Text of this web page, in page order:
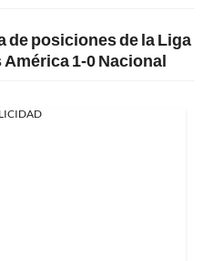
de posiciones de la Liga
1-0 Nacional